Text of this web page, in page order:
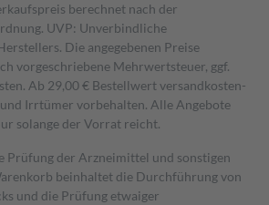
berechnet nach der
UVP: Unverbindliche
Die angegebenen Preise
vorgeschriebene Mehrwertsteuer, ggf.
Ab 29,00 € Bestell­wert versand­kosten­
Irrtümer vorbehalten. Alle Angebote
solange der Vorrat reicht.
Prüfung der Arzneimittel und sonstigen
beinhaltet die Durchführung von
und die Prüfung etwaiger